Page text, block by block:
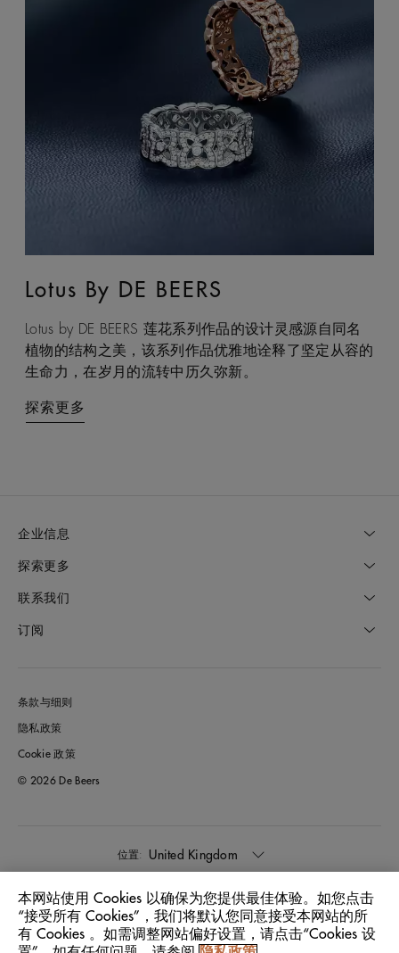
Lotus By DE BEERS
Lotus by DE BEERS 莲花系列作品的设计灵感源自同名
植物的结构之美，该系列作品优雅地诠释了坚定从容的
生命力，在岁月的流转中历久弥新。
探索更多
Talisman
Talisman 系列巧妙融合天然原钻与抛光钻石，以妙趣盎
然的感官互动，诠释大地摄人心魄的力量，成为庇佑之
力与双重能量的现代象征。
探索更多
企业信息
探索更多
联系我们
订阅
条款与细则
隐私政策
Cookie 政策
© 2026 De Beers
位置: United Kingdom
语言: 中文
本网站使用 Cookies 以确保为您提供最佳体验。如您点击
“接受所有 Cookies”，我们将默认您同意接受本网站的所
有 Cookies 。如需调整网站偏好设置，请点击“Cookies 设